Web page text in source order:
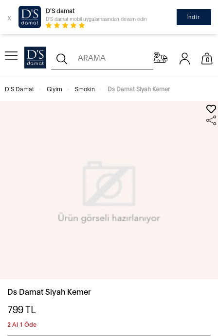
x
D'S damat
D'S damat mobil uygulamasından devam edin İndir
0
D'S Damat Giyim Smokin Ds Damat Siyah Kemer
Ds Damat Siyah Kemer
799TL
2 Al 1 Öde